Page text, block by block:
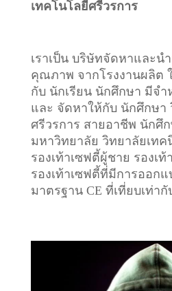
เทคโนโลยีศรีวรการ
เราเป็น บริษัทจัดหาและน
คุณภาพ จากโรงงานผลิต
กับ นักเรียน นักศึกษา มีจ
และ จัดหาให้กับ นักศึกษา
ศรีวรการ สายอาชีพ นักศึ
มหาวิทยาลัย วิทยาลัยเท
รองเท้าเซฟตี้ผู้ชาย รองเ
รองเท้าเซฟตี้ที่มีการออก
มาตรฐาน CE ที่เที่ยบเท่ากั